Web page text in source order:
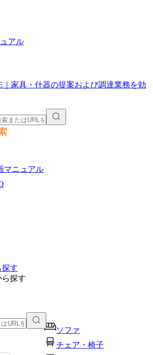
アル
品をカートに追加
マニュアル
探す
ら探す
ソファ
チェア・椅子
トに追加
ジのURLを貼り付けて、カートに追加できます